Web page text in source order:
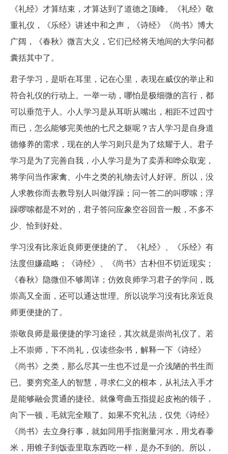
《礼经》才算结束，才算达到了道德之顶峰。《礼经》敬
重礼仪，《乐经》讲述中和之声，《诗经》《尚书》博大
广阔，《春秋》微言大义，它们已经将天地间的大学问都
囊括其中了。
君子学习，是听在耳里，记在心里，表现在威仪的举止和
符合礼仪的行动上。一举一动，哪怕是极细微的言行，都
可以垂范于人。小人学习是从耳听从嘴出，相距不过四寸
而已，怎么能够完美他的七尺之躯呢？古人学习是自身道
德修养的需求，现在的人学习则只是为了炫耀于人。君子
学习是为了完善自我，小人学习是为了卖弄和哗众取宠，
将学问当作家禽、小牛之类的礼物去讨人好评。所以，没
人求教你而去教导别人叫做浮躁；问一答二的叫啰嗦；浮
躁啰嗦都是不对的，君子答问应象空谷回音一般，不多不
少、恰到好处。
学习没有比亲近良师更便捷的了。《礼经》、《乐经》有
法度但嫌疏略；《诗经》、《尚书》古朴但不切近现实；
《春秋》隐微但不够周详；仿效良师学习君子的学问，既
崇高又全面，还可以通达世理。所以说学习没有比亲近良
师更便捷的了。
崇敬良师是最便捷的学习途径，其次就是崇尚礼仪了。若
上不崇师，下不尚礼，仅读些杂书，解释一下《诗经》
《尚书》之类，那么尽其一生也不过是一介浅陋的书生而
已。要穷究圣人的智慧，寻求仁义的根本，从礼法入手才
是能够融会贯通的捷径。就像弯曲五指提起皮袍的领子，
向下一顿，毛就完全顺了。如果不究礼法，仅凭《诗经》
《尚书》去立身行事，就如同用手指测量河水，用戈舂黍
米，用锥子到饭壶里取东西吃一样，是办不到的。所以，